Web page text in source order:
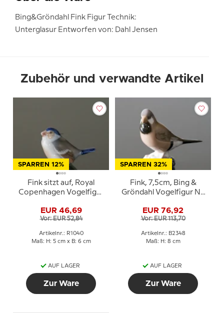
Bing&Gröndahl Fink Figur Technik:
Unterglasur Entworfen von: Dahl Jensen
Zubehör und verwandte Artikel
SPARREN 12%
Fink sitzt auf, Royal
Copenhagen Vogelfigur
EUR 46,69
Vor: EUR 52,84
Artikelnr.: R1040
Maß: H: 5 cm x B: 6 cm
AUF LAGER
Zur Ware
SPARREN 32%
Fink, 7,5cm, Bing &
Gröndahl Vogelfigur Nr.
EUR 76,92
Vor: EUR 113,70
Artikelnr.: B2348
Maß: H: 8 cm
AUF LAGER
Zur Ware